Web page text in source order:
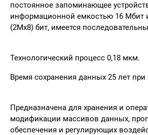
постоянное запоминающее
информационной емкостью 16 Мбит
(2Мх8) бит, имеется
Технологический процесс 0,18 мкм.
Время сохранения данных 25 лет при
Предназначена для хранения и
модификации массивов данных,
обеспечения и регулирующих